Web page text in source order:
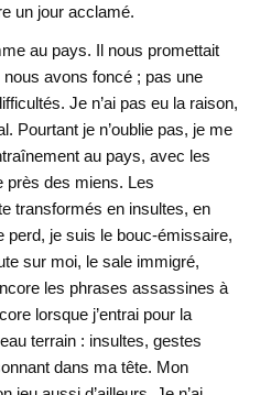
un jour acclamé.
au pays. Il nous promettait
avons foncé ; pas une
Je n’ai pas eu la raison,
Pourtant je n’oublie pas, je me
au pays, avec les
près des miens. Les
transformés en insultes, en
perd, je suis le bouc-émissaire,
sur moi, le sale immigré,
les phrases assassines à
lorsque j’entrai pour la
terrain : insultes, gestes
dans ma tête. Mon